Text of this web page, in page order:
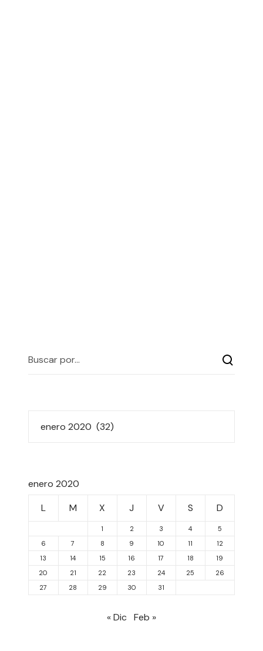
enero 2020
L
M X J V S D
1 2 3 4
5
6
7 8 9 10 11
12
13
14 15 16 17 18
19
20
21 22 23 24 25
26
27
28 29 30 31
« Dic Feb »